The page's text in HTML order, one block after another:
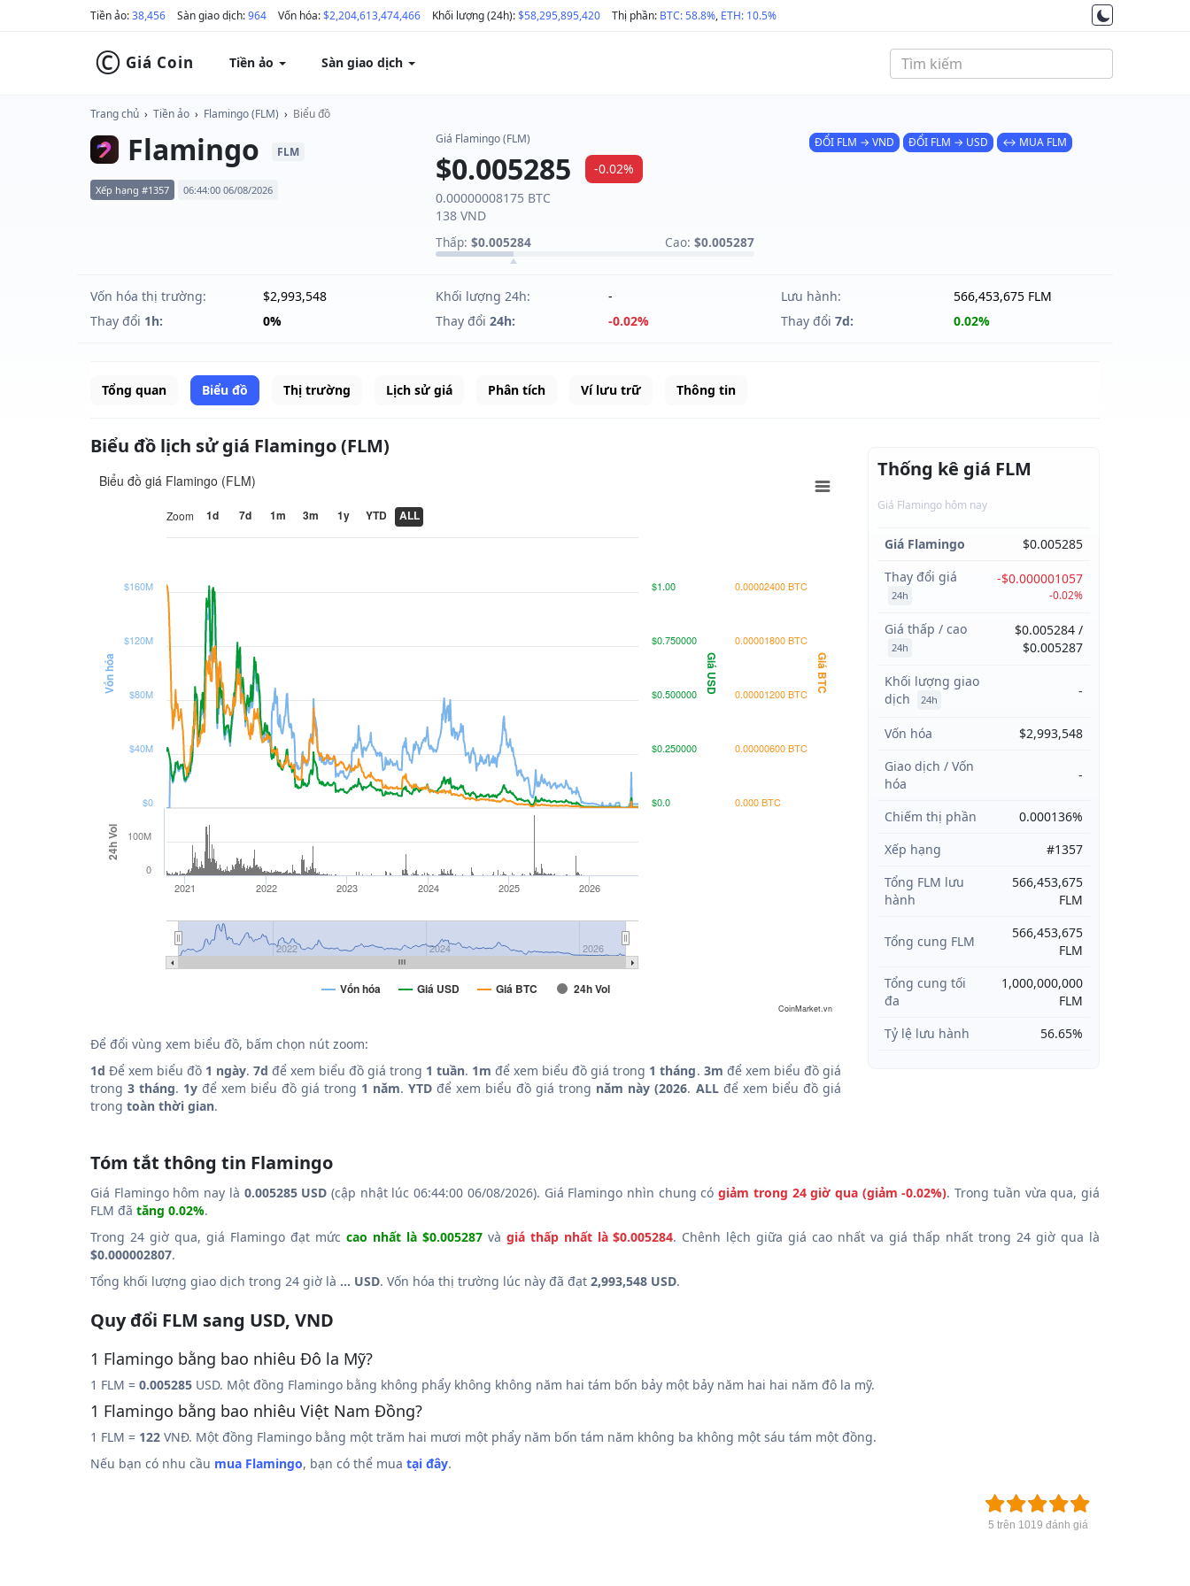
Tiền ảo:38,456 Sàn giao dịch:964 Vốn hóa:$2,204,613,474,466 Khối lượng (24h):$58,295,895,420 Thị phần: BTC: 58.8%, ETH: 10.5%
© Giá Coin Tiền ảo Sàn giao dịch
Trang chủ › Tiền ảo › Flamingo (FLM) › Biểu đồ
Flamingo FLM
Xếp hạng #1357 06:44:00 06/08/2026
Giá Flamingo (FLM)
$0.005285
-0.02%
0.00000008175 BTC
138 VND
Thấp: $0.005284 Cao: $0.005287
ĐỔI FLM → VND ĐỔI FLM → USD ↔ MUA FLM
Vốn hóa thị trường: $2,993,548 Khối lượng 24h: - Lưu hành:
566,453,675 FLM
Thay đổi 1h: 0% Thay đổi 24h: -0.02% Thay đổi 7d: 0.02%
Tổng quan Biểu đồ Thị trường Lịch sử giá Phân tích Ví lưu trữ Thông tin
Biểu đồ lịch sử giá Flamingo (FLM)
Zoom 1d 7d 1m 3m 1y YTD ALL
Vốn hóa Giá USD Giá BTC
24h Vol
Biểu đồ giá Flamingo (FLM)
Vốn hóa Giá USD Giá BTC 24h Vol
2021 2022 2023 2024 2025 2026
2022 2024 2026
$0
$40M
$80M
$120M
$160M
$0.0
$0.250000
$0.500000
$0.750000
$1.00
0.000 BTC
0.00000600 BTC
0.00001200 BTC
0.00001800 BTC
0.00002400 BTC
0
100M
CoinMarket.vn
Để đổi vùng xem biểu đồ, bấm chọn nút zoom:
1d Để xem biểu đồ 1 ngày.7d để xem biểu đồ giá trong 1 tuần. 1m để xem biểu đồ giá trong 1 tháng. 3m để xem biểu đồ giá
trong3 tháng. 1y để xem biểu đồ giá trong 1 năm.YTD để xem biểu đồ giá trong năm này (2026. ALLđể xem biểu đồ giá
trong toàn thời gian.
Thống kê giá FLM
Giá Flamingo hôm nay
Giá Flamingo
$0.005285
Thay đổi giá
24h
-$0.000001057
-0.02%
Giá thấp / cao
24h
$0.005284 /
$0.005287
Khối lượng giao
dịch
24h
-
Vốn hóa
$2,993,548
Giao dịch / Vốn
hóa
-
Chiếm thị phần
0.000136%
Xếp hạng
#1357
Tổng FLM lưu
hành
566,453,675
FLM
Tổng cung FLM
566,453,675
FLM
Tổng cung tối
đa
1,000,000,000
FLM
Tỷ lệ lưu hành
56.65%
Tóm tắt thông tin Flamingo
Giá Flamingo hôm nay là 0.005285 USD (cập nhật lúc 06:44:00 06/08/2026). Giá Flamingo nhìn chung cógiảm trong 24 giờ qua (giảm -0.02%). Trong tuần vừa qua, giá
FLM đã tăng 0.02%.
Trong 24 giờ qua, giá Flamingo đạt mức cao nhất là $0.005287và giá thấp nhất là $0.005284. Chênh lệch giữa giá cao nhất va giá thấp nhất trong 24 giờ qua là
$0.000002807.
Tổng khối lượng giao dịch trong 24 giờ là ... USD. Vốn hóa thị trường lúc này đã đạt 2,993,548 USD.
Quy đổi FLM sang USD, VND
1 Flamingo bằng bao nhiêu Đô la Mỹ?
1 FLM = 0.005285 USD. Một đồng Flamingo bằng không phẩy không không năm hai tám bốn bảy một bảy năm hai hai năm đô la mỹ.
1 Flamingo bằng bao nhiêu Việt Nam Đồng?
1 FLM = 122 VNĐ. Một đồng Flamingo bằng một trăm hai mươi một phẩy năm bốn tám năm không ba không một sáu tám một đồng.
Nếu bạn có nhu cầu mua Flamingo, bạn có thể mua tại đây.
5 trên 1019 đánh giá